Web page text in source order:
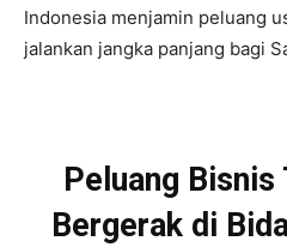
Indonesia menjamin peluang
jalankan jangka panjang bagi
Peluang Bisnis
Bergerak di